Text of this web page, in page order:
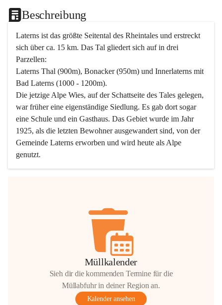
Beschreibung
Laterns ist das größte Seitental des Rheintales und erstreckt
sich über ca. 15 km. Das Tal gliedert sich auf in drei
Parzellen:
Laterns Thal (900m), Bonacker (950m) und Innerlaterns mit
Bad Laterns (1000 - 1200m).
Die jetzige Alpe Wies, auf der Schattseite des Tales gelegen,
war früher eine eigenständige Siedlung. Es gab dort sogar
eine Schule und ein Gasthaus. Das Gebiet wurde im Jahr
1925, als die letzten Bewohner ausgewandert sind, von der
Gemeinde Laterns erworben und wird heute als Alpe
genutzt.
Müllkalender
Sieh dir die kommenden Termine für die
Müllabfuhr in deiner Region an.
Kalender ansehen